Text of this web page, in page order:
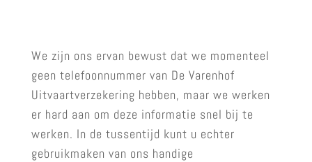
We zijn ons ervan bewust dat we momenteel
geen telefoonnummer van De Varenhof
Uitvaartverzekering hebben, maar we werken
er hard aan om deze informatie snel bij te
werken. In de tussentijd kunt u echter
gebruikmaken van ons handige